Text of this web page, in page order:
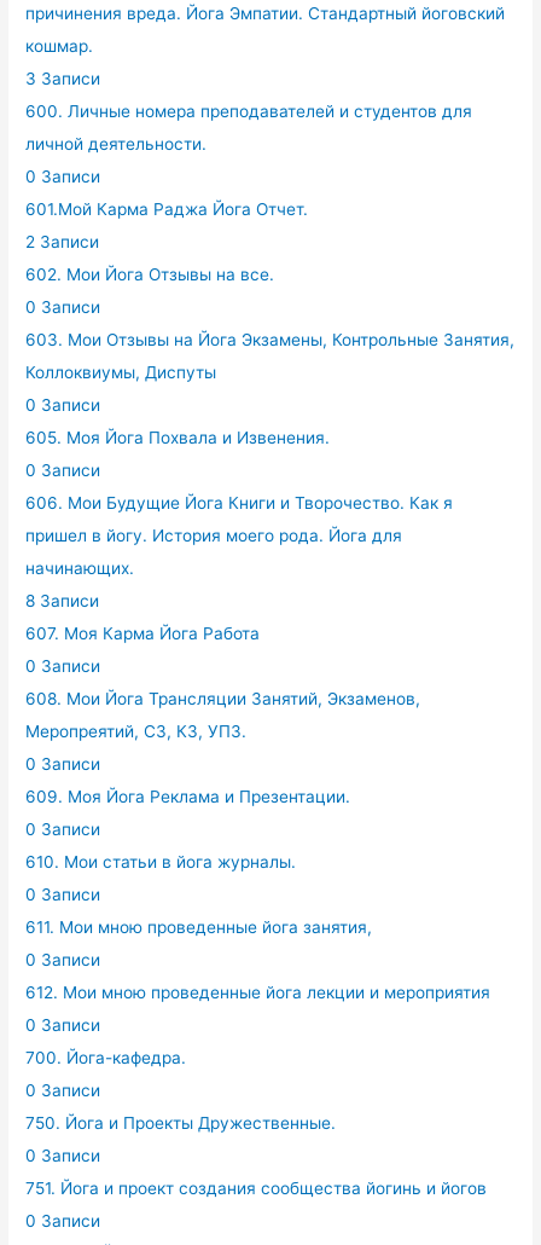
причинения вреда. Йога Эмпатии. Стандартный йоговский
кошмар.
3 Записи
600. Личные номера преподавателей и студентов для
личной деятельности.
0 Записи
601.Мой Карма Раджа Йога Отчет.
2 Записи
602. Мои Йога Отзывы на все.
0 Записи
603. Мои Отзывы на Йога Экзамены, Контрольные Занятия,
Коллоквиумы, Диспуты
0 Записи
605. Моя Йога Похвала и Извенения.
0 Записи
606. Мои Будущие Йога Книги и Творочество. Как я
пришел в йогу. История моего рода. Йога для
начинающих.
8 Записи
607. Моя Карма Йога Работа
0 Записи
608. Мои Йога Трансляции Занятий, Экзаменов,
Меропреятий, СЗ, КЗ, УПЗ.
0 Записи
609. Моя Йога Реклама и Презентации.
0 Записи
610. Мои статьи в йога журналы.
0 Записи
611. Мои мною проведенные йога занятия,
0 Записи
612. Мои мною проведенные йога лекции и мероприятия
0 Записи
700. Йога-кафедра.
0 Записи
750. Йога и Проекты Дружественные.
0 Записи
751. Йога и проект создания сообщества йогинь и йогов
0 Записи